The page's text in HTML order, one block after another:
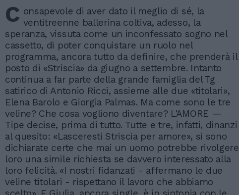
C onsapevole di aver dato il meglio di sé, la
ventitreenne ballerina coltiva, adesso, la
speranza, vissuta come un inconfessato sogno nel
cassetto, di poter conquistare un ruolo nel
programma, ancora tutto da definire, che prenderà il
posto di «Striscia» da giugno a settembre. Intanto
continua a far parte della grande famiglia del Tg
satirico di Antonio Ricci, assieme alle due «titolari»,
Elena Barolo e Giorgia Palmas. Ma come sono le tre
veline? Che cosa vogliono diventare? L'AMORE —
Tipe decise, prima di tutto. Tutte e tre, infatti, dinanzi
al quesito: «Lasceresti Striscia per amore», si sono
dichiarate certe che mai un uomo potrebbe rivolgere
loro una simile richiesta se davvero interessato alla
loro felicità. «I nostri fidanzati - affermano le due
veline titolari - rispettano il lavoro che abbiamo